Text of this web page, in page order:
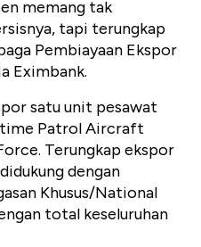
memang tak
tapi terungkap
Pembiayaan Ekspor
Eximbank.
satu unit pesawat
Patrol Aircraft
Terungkap ekspor
dengan
Khusus/National
total keseluruhan